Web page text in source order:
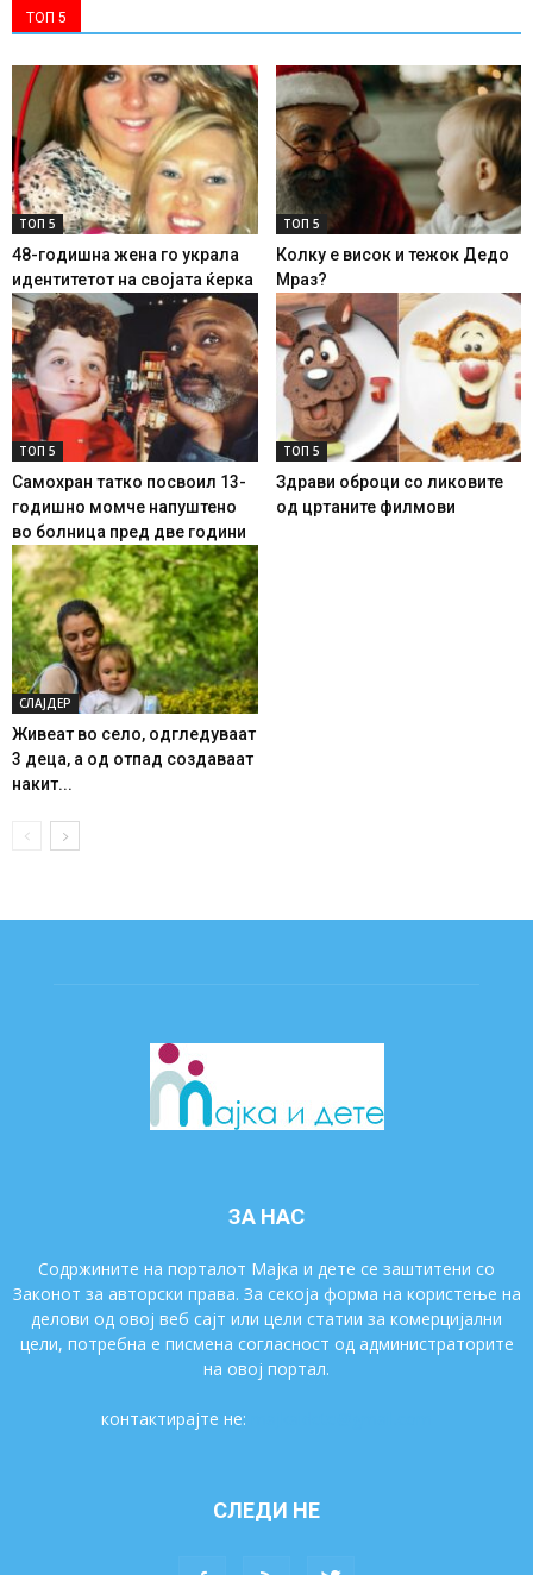
ТОП 5
ТОП 5
48-годишна жена го украла
идентитетот на својата ќерка
ТОП 5
Колку е висок и тежок Дедо
Мраз?
ТОП 5
Самохран татко посвоил 13-
годишно момче напуштено
во болница пред две години
ТОП 5
Здрави оброци со ликовите
од цртаните филмови
СЛАЈДЕР
Живеат во село, одгледуваат
3 деца, а од отпад создаваат
накит...
ЗА НАС
Содржините на порталот Мајка и дете се заштитени со
Законот за авторски права. За секоја форма на користење на
делови од овој веб сајт или цели статии за комерцијални
цели, потребна е писмена согласност од администраторите
на овој портал.
контактирајте не:
СЛЕДИ НЕ